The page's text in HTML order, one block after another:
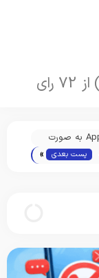
آموزش ساخت اپل آیدی Apple ID به صورت
پست بعدی »